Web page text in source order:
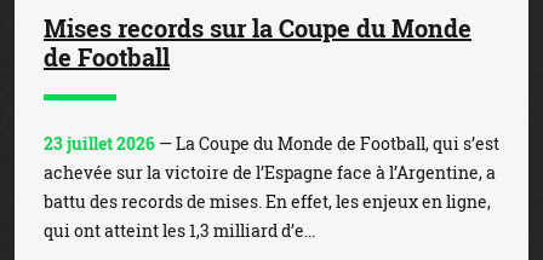
Mises records sur la Coupe du Monde
de Football
23 juillet 2026 — La Coupe du Monde de Football, qui s’est
achevée sur la victoire de l’Espagne face à l’Argentine, a
battu des records de mises. En effet, les enjeux en ligne,
qui ont atteint les 1,3 milliard d’e...